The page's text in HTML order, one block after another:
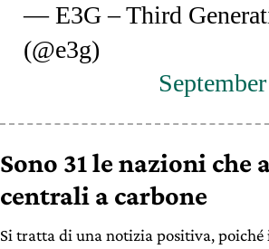
— E3G – Third
(@e3g)
Sono 31 le nazioni che
centrali a carbone
Si tratta di una notizia positiva,